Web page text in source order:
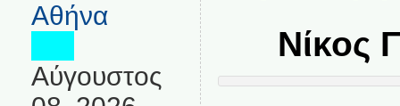
Αθήνα
Αύγουστος
Νίκος